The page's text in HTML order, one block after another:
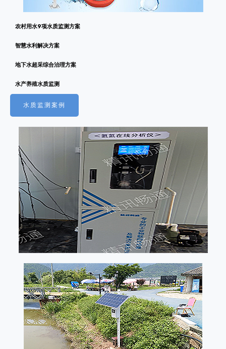
农村用水9项水质监测方案
智慧水利解决方案
地下水超采综合治理方案
水产养殖水质监测
水质监测案例